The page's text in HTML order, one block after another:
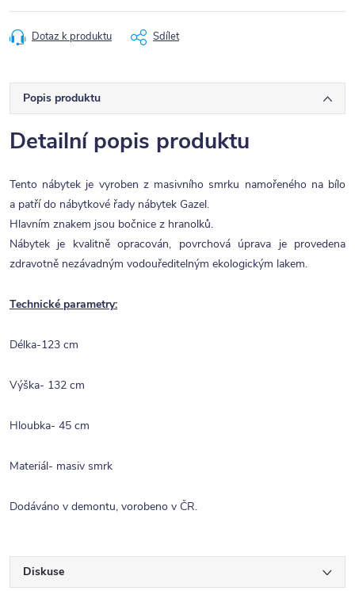
Dotaz k produktu Sdílet
Popis produktu
Detailní popis produktu
Tento nábytek je vyroben z masivního smrku namořeného na bílo
a patří do nábytkové řady nábytek Gazel.
Hlavním znakem jsou bočnice z hranolků.
Nábytek je kvalitně opracován, povrchová úprava je provedena
zdravotně nezávadným vodouředitelným ekologickým lakem.
Technické parametry:
Délka-123 cm
Výška- 132 cm
Hloubka- 45 cm
Materiál- masiv smrk
Dodáváno v demontu, vorobeno v ČR.
Diskuse